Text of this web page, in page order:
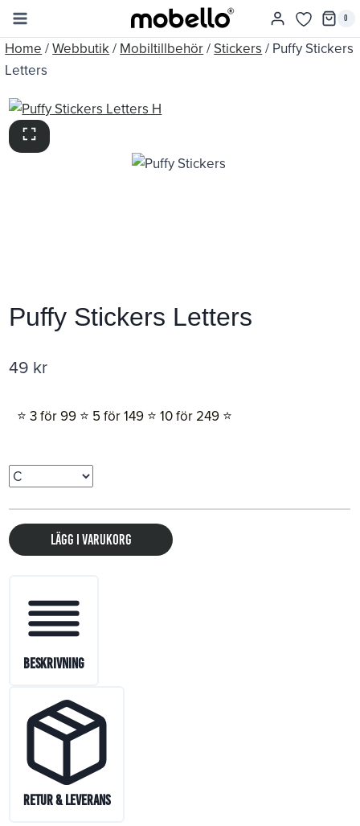
Skip
content
0
Home /Webbutik/ Mobiltillbehör/ Stickers / Puffy Stickers
Letters
Puffy Stickers Letters
49 kr
⭐️ 3 för 99 ⭐️ 5 för 149 ⭐️ 10 för 249 ⭐️
Lägg i varukorg
Beskrivning
Retur & Leverans